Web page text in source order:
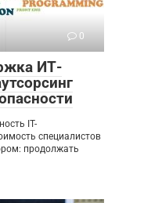
0
ИТ-
IT-
специалистов
продолжать